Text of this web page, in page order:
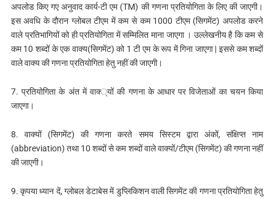
अपलोड किए गए अनुवाद कार्य-टी एम (TM) की गणना प्रतियोगिता के लिए की जाएगी।
इस अवधि के दौरान ग्लोबल टीएम में कम से कम 1000 टीएम (सिगमेंट) अपलोड करने
वाले प्रतिभागियों को ही प्रतियोगिता में सम्मिलित माना जाएगा । उल्लेखनीय है कि कम से
कम 10 शब्दों के एक वाक्य(सिगमेंट) को 1 टी एम के रूप में गिना जाएगा | इससे कम शब्दों
वाले वाक्य की गणना प्रतियोगिता हेतु नहीं की जाएगी।
7. प्रतियोगिता के अंत में वाक्‍्यों की गणना के आधार पर विजेताओं का चयन किया
जाएगा।
8. वाक्यों (सिगमेंट) की गणना करते समय सिस्टम द्वारा अंकों, संक्षिप्त नाम
(abbreviation) तथा 10 शब्दों से कम शब्दों वाले वाक्यों/टीएम (सिगमेंट) की गणना नहीं
की जाएगी।
9. कृपया ध्यान दें, ग्लोबल डेटाबेस में डुप्लिकिशन वाली सिगमेंट की गणना प्रतियोगिता हेतु